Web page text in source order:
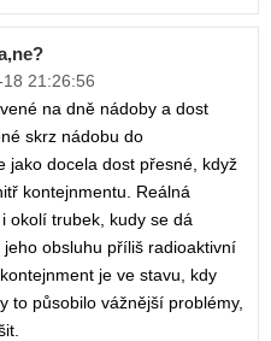
21:26:56
na dně nádoby a dost
skrz nádobu do
jako docela dost přesné, když
kontejnmentu. Reálná
okolí trubek, kudy se dá
obsluhu příliš radioaktivní
je ve stavu, kdy
to působilo vážnější problémy,